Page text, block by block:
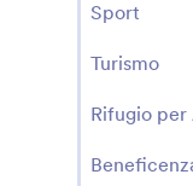
Sport
Turismo
Rifugio per